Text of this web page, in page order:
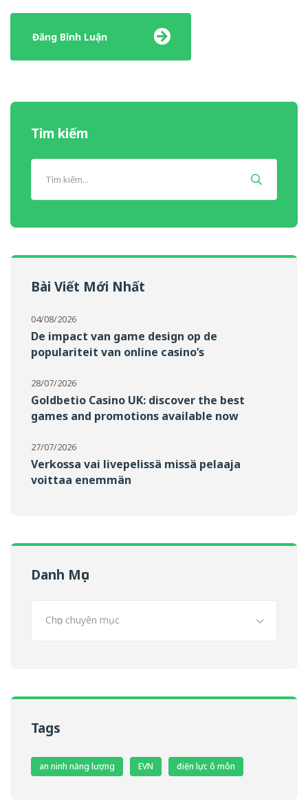
Tìm kiếm
Bài Viết Mới Nhất
04/08/2026
De impact van game design op de
populariteit van online casino’s
28/07/2026
Goldbetio Casino UK: discover the best
games and promotions available now
27/07/2026
Verkossa vai livepelissä missä pelaaja
voittaa enemmän
Danh Mục
Chọn chuyên mục
Tags
an ninh năng lượng EVN điện lực ô môn